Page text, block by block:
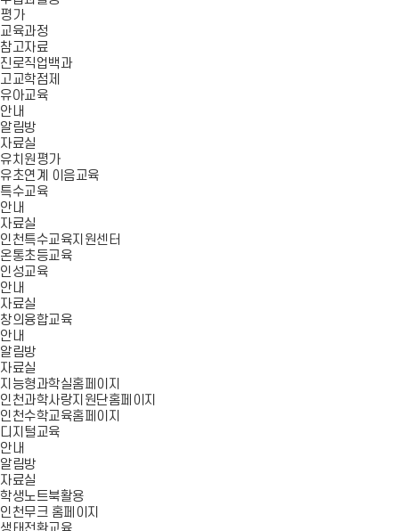
평가
교육과정
참고자료
진로직업백과
고교학점제
유아교육
안내
알림방
자료실
유치원평가
유초연계 이음교육
특수교육
안내
자료실
인천특수교육지원센터
온통초등교육
인성교육
안내
자료실
창의융합교육
안내
알림방
자료실
지능형과학실홈페이지
인천과학사랑지원단홈페이지
인천수학교육홈페이지
디지털교육
안내
알림방
자료실
학생노트북활용
인천무크 홈페이지